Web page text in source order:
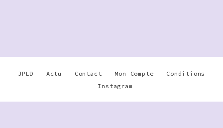
JPLD Actu Contact Mon Compte
Conditions
Instagram